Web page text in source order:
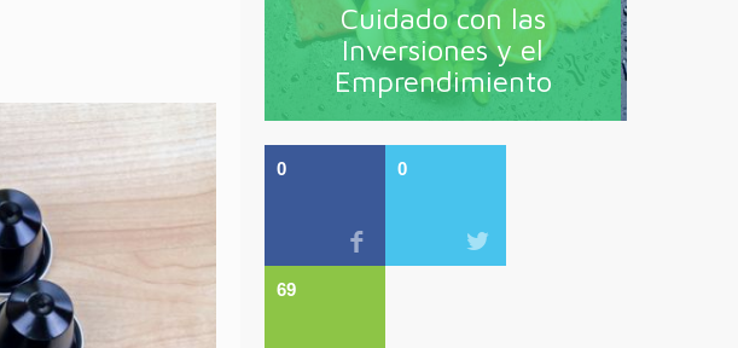
Cuidado con las
Inversiones y el
Emprendimiento
0 0
69